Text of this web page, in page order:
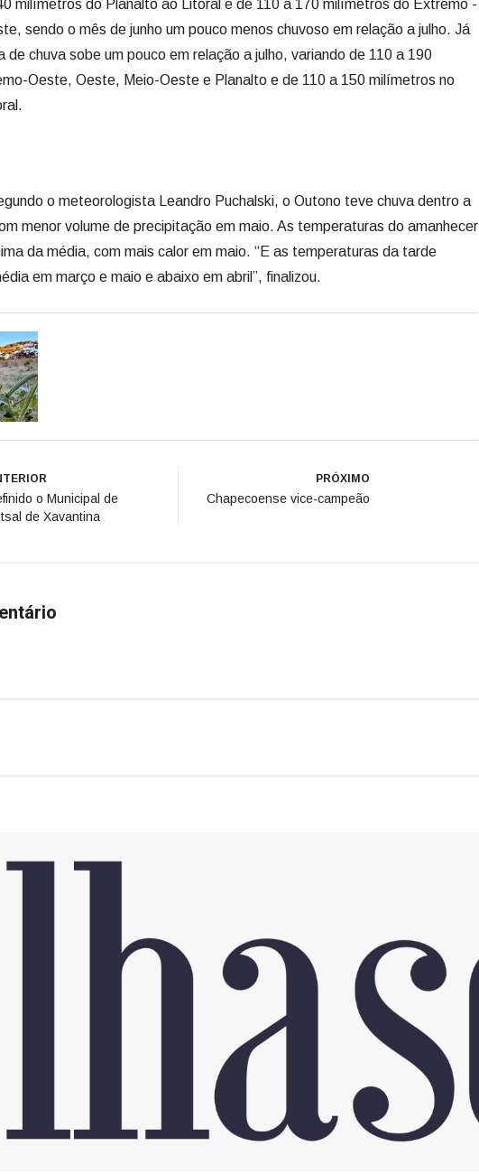
milímetros do Planalto ao Litoral e de 110 a 170 milímetros do Extremo -
sendo o mês de junho um pouco menos chuvoso em relação a julho. Já
de chuva sobe um pouco em relação a julho, variando de 110 a 190
Oeste, Oeste, Meio-Oeste e Planalto e de 110 a 150 milímetros no
o meteorologista Leandro Puchalski, o Outono teve chuva dentro a
menor volume de precipitação em maio. As temperaturas do amanhecer
da média, com mais calor em maio. “E as temperaturas da tarde
em março e maio e abaixo em abril”, finalizou.
o Municipal de
de Xavantina
PRÓXIMO
Chapecoense vice-campeão